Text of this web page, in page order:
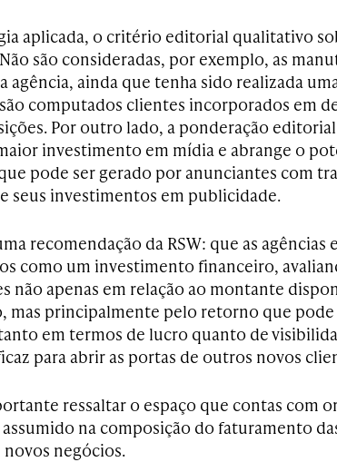
aplicada, o critério editorial qualitativo
são consideradas, por exemplo, as
agência, ainda que tenha sido realizada
computados clientes incorporados em
Por outro lado, a ponderação
investimento em mídia e abrange o
pode ser gerado por anunciantes com
seus investimentos em publicidade.
recomendação da RSW: que as agências
como um investimento financeiro,
não apenas em relação ao montante
mas principalmente pelo retorno que
em termos de lucro quanto de
para abrir as portas de outros novos
ressaltar o espaço que contas com
na composição do faturamento
novos negócios.